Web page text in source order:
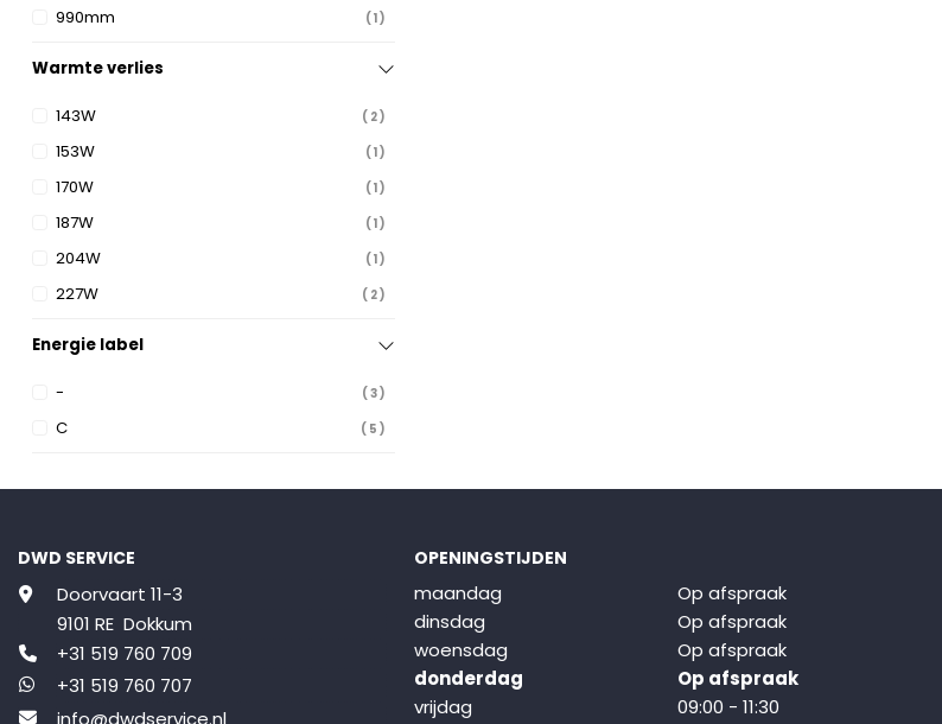
990mm 1
Warmte verlies
143W 2
153W 1
170W 1
187W 1
204W 1
227W 2
Energie label
- 3
C 5
DWD SERVICE
Doorvaart 11-3
9101 RE Dokkum
+31 519 760 709
+31 519 760 707
info@dwdservice.nl
OPENINGSTIJDEN
maandag
Op afspraak
dinsdag
Op afspraak
woensdag
Op afspraak
donderdag
Op afspraak
vrijdag
09:00 - 11:30